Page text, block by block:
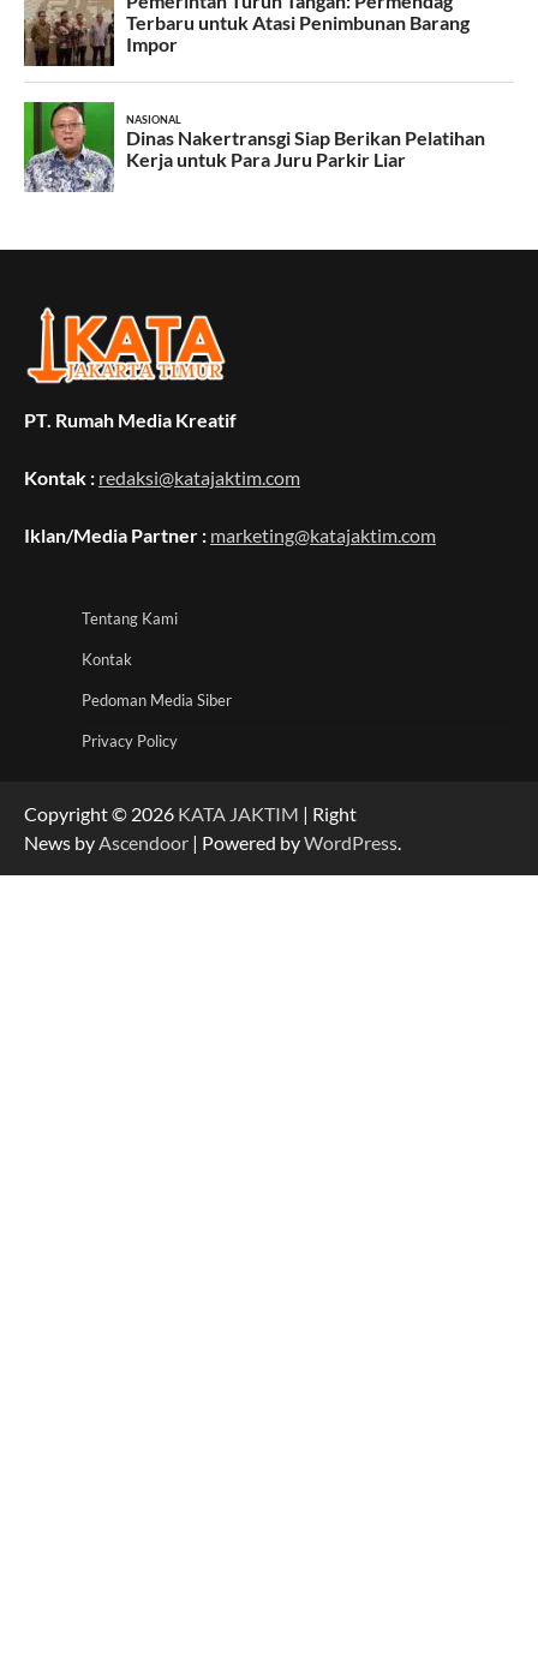
PT. Rumah Media Kreatif
Kontak : redaksi@katajaktim.com
Iklan/Media Partner : marketing@katajaktim.com
Tentang Kami
Kontak
Pedoman Media Siber
Privacy Policy
Copyright © 2026 KATA JAKTIM | Right
News byAscendoor | Powered byWordPress.